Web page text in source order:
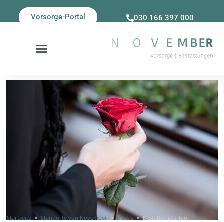
Vorsorge-Portal 030 166 397 000
Startseite » Standorte von November » Moers » Bestattungsarten